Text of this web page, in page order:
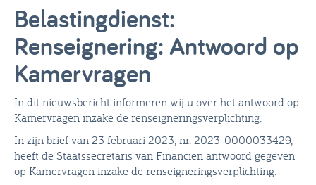
Belastingdienst:
Renseignering: Antwoord op
Kamervragen
In dit nieuwsbericht informeren wij u over het antwoord op
Kamervragen inzake de renseigneringsverplichting.
In zijn brief van 23 februari 2023, nr. 2023-0000033429,
heeft de Staatssecretaris van Financiën antwoord gegeven
op Kamervragen inzake de renseigneringsverplichting.